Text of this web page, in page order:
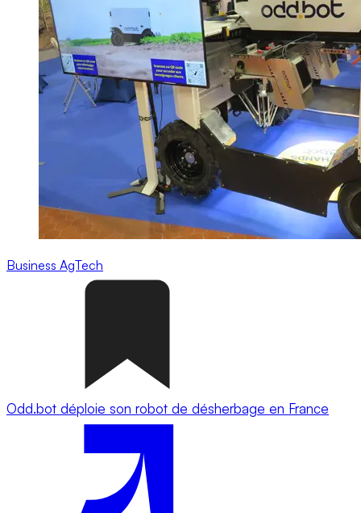
Business AgTech
Odd.bot déploie son robot de désherbage en France